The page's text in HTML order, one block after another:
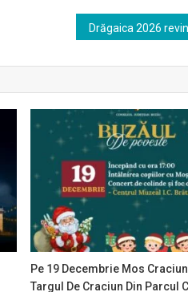
Pe 19 Decembrie Mos
Targul De Craciun Din Parcul